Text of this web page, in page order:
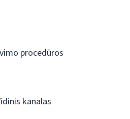
procedūros
kanalas